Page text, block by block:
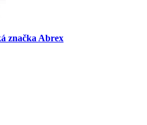
značka Abrex